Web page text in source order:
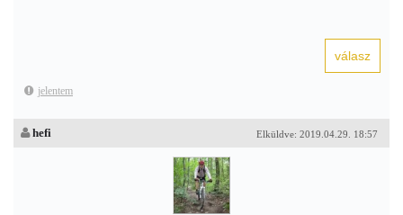
jelentem
Elküldve: 2019.04.29. 18:57
hefi